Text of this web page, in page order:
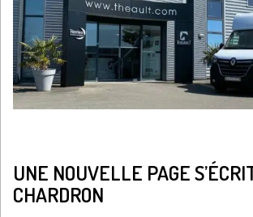
UNE NOUVELLE PAGE
CHARDRON